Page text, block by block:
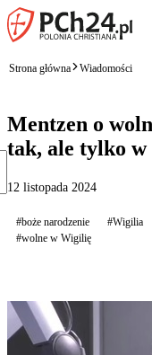
Strona główna Wiadomości
Mentzen o
tak, ale tylko w
12 listopada 2024
#boże narodzenie #Wigilia
#wolne w Wigilię